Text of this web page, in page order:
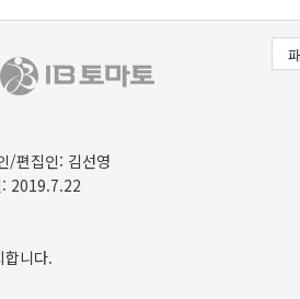
/편집인: 김선영
2019.7.22
니다.